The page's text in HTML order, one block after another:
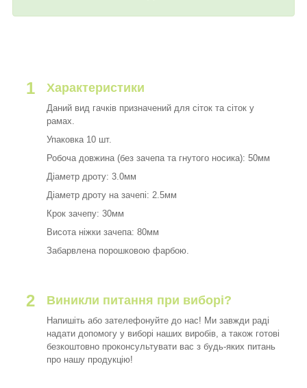
1 Характеристики
Даний вид гачків призначений для сіток та сіток у
рамах.
Упаковка 10 шт.
Робоча довжина (без зачепа та гнутого носика): 50мм
Діаметр дроту: 3.0мм
Діаметр дроту на зачепі: 2.5мм
Крок зачепу: 30мм
Висота ніжки зачепа: 80мм
Забарвлена порошковою фарбою.
2 Виникли питання при виборі?
Напишіть або зателефонуйте до нас! Ми завжди раді
надати допомогу у виборі наших виробів, а також готові
безкоштовно проконсультувати вас з будь-яких питань
про нашу продукцію!